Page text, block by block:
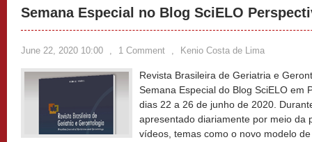
Semana Especial no Blog SciELO
June 22, 2020 10:00 , 1 Comment , Kenio Costa de Lima
Revista Brasileira de Geriatria e
Semana Especial do Blog SciELO em
dias 22 a 26 de junho de 2020.
apresentado diariamente por meio da
vídeos, temas como o novo modelo